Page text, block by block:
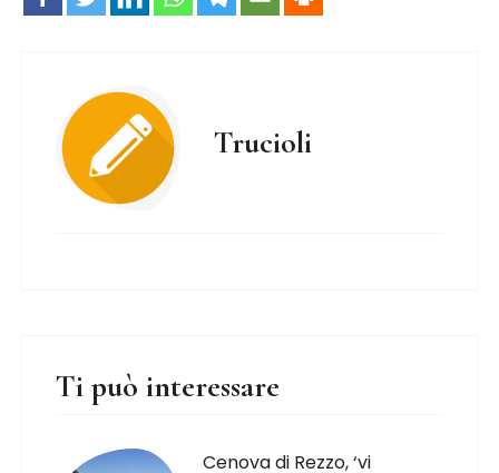
Trucioli
Ti può interessare
Cenova di Rezzo, ‘vi